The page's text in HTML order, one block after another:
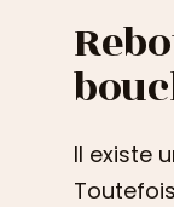
Il existe